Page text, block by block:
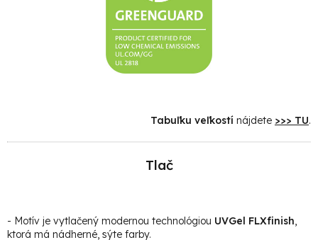
Tabuľku veľkostí nájdete >>> TU.
Tlač
- Motív je vytlačený modernou technológiou UVGel FLXfinish,
ktorá má nádherné, sýte farby.